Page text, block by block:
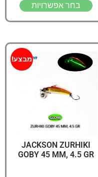
בחר אפשרויות
מבצע!
JACKSON ZURHIKI
GOBY 45 MM, 4.5 GR